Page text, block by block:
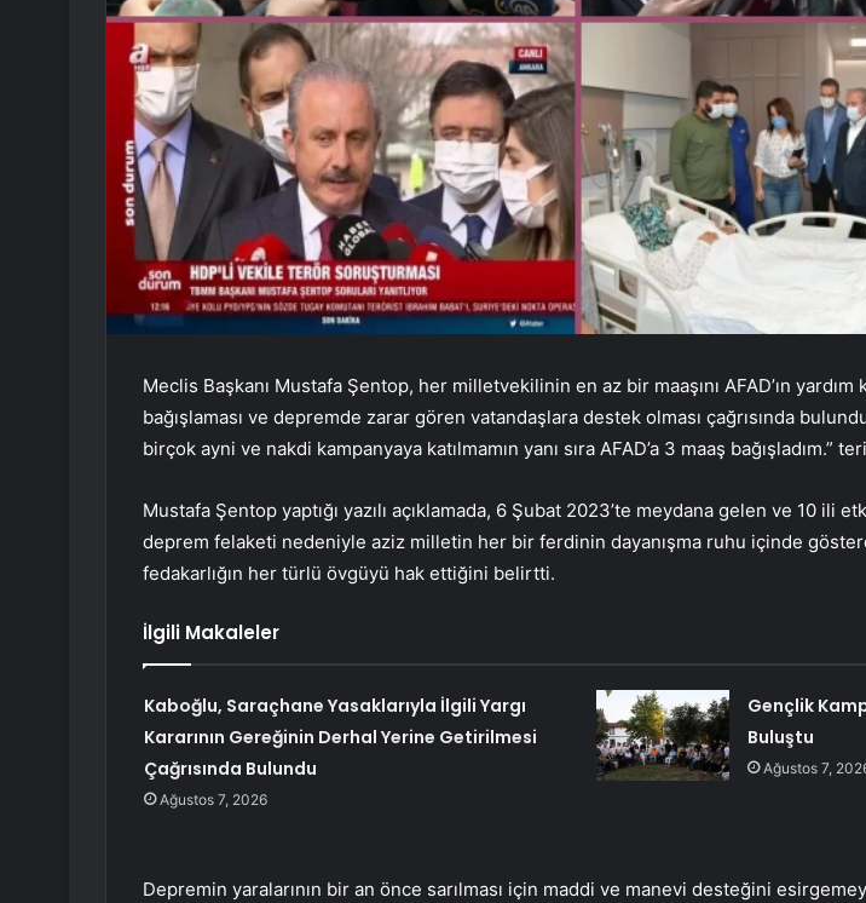
Meclis Başkanı Mustafa Şentop, her milletvekilinin en az bir maaşını AFAD’ın yardım
bağışlaması ve depremde zarar gören vatandaşlara destek olması çağrısında
birçok ayni ve nakdi kampanyaya katılmamın yanı sıra AFAD’a 3 maaş bağışladım.”
Mustafa Şentop yaptığı yazılı açıklamada, 6 Şubat 2023’te meydana gelen ve 10 ili
deprem felaketi nedeniyle aziz milletin her bir ferdinin dayanışma ruhu içinde
fedakarlığın her türlü övgüyü hak ettiğini belirtti.
İlgili Makaleler
Kaboğlu, Saraçhane Yasaklarıyla İlgili Yargı
Kararının Gereğinin Derhal Yerine Getirilmesi
Çağrısında Bulundu
Ağustos 7, 2026
Gençlik
Buluştu
Ağustos 7,
Depremin yaralarının bir an önce sarılması için maddi ve manevi desteğini